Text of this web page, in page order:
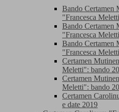
Bando Certamen
"Francesca
Bando Certamen
"Francesca
Bando Certamen
"Francesca
Certamen
Meletti": bando
Certamen
Meletti": bando
Certamen
e date 2019